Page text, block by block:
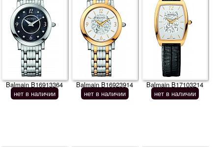
Balmain B16913364
нет в наличии
Balmain B16923914
нет в наличии
Balmain B17103214
нет в наличии